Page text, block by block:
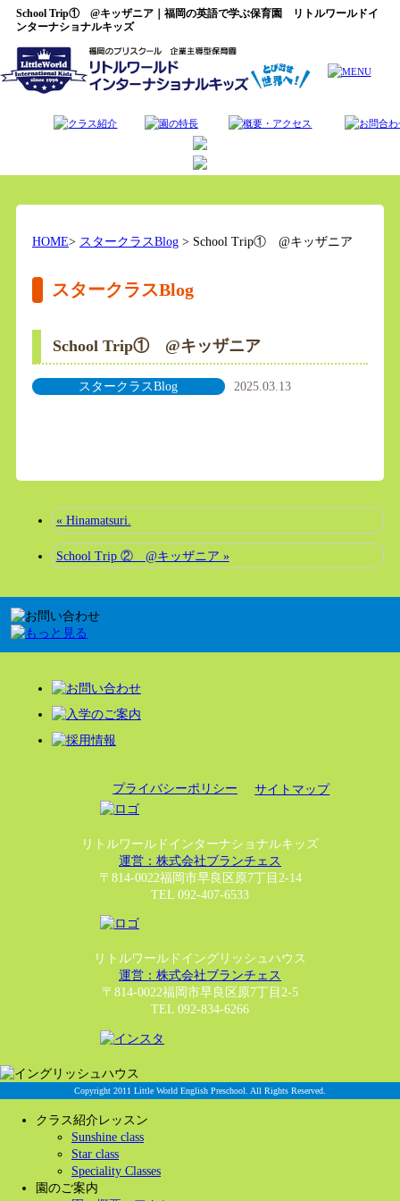
School Trip① @キッザニア｜福岡の英語で学ぶ保育園 リトルワールドイ
ンターナショナルキッズ
HOME> スタークラスBlog> School Trip① @キッザニア
スタークラスBlog
School Trip① @キッザニア
スタークラスBlog 2025.03.13
« Hinamatsuri.
School Trip ② @キッザニア »
プライバシーポリシー サイトマップ
リトルワールドインターナショナルキッズ
運営：株式会社ブランチェス
〒814-0022福岡市早良区原7丁目2-14
TEL 092-407-6533
リトルワールドイングリッシュハウス
運営：株式会社ブランチェス
〒814-0022福岡市早良区原7丁目2-5
TEL 092-834-6266
Copyright 2011 Little World English Preschool. All Rights Reserved.
クラス紹介レッスン
Sunshine class
Star class
Speciality Classes
園のご案内